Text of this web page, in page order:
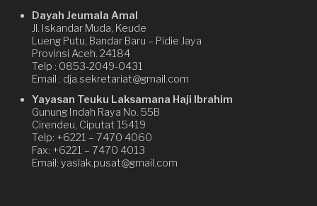
Dayah Jeumala Amal
Jl. Iskandar Muda, Keude
Lueng Putu, Bandar Baru – Pidie Jaya
Provinsi Aceh. 24184
Telp : 0853-2049-0431
Email : dja.sekretariat@gmail.com
Yayasan Teuku Laksamana Haji Ibrahim
Gunung Indah Raya No. 55B
Cirendeu, Ciputat 15419
Telp: +6221 – 7470 4060
Fax: +6221 – 7470 4013
Email: yaslak.pusat@gmail.com